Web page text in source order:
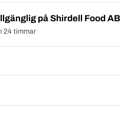
påShirdell Food AB
24 timmar